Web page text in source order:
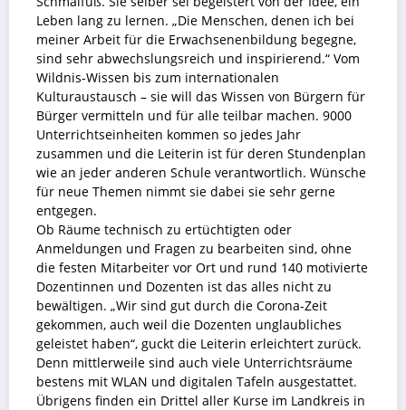
Leben lang zu lernen. „Die Menschen, denen ich bei
meiner Arbeit für die Erwachsenenbildung begegne,
sind sehr abwechslungsreich und inspirierend.“ Vom
Wildnis-Wissen bis zum internationalen
Kulturaustausch – sie will das Wissen von Bürgern für
Bürger vermitteln und für alle teilbar machen. 9000
Unterrichtseinheiten kommen so jedes Jahr
zusammen und die Leiterin ist für deren Stundenplan
wie an jeder anderen Schule verantwortlich. Wünsche
für neue Themen nimmt sie dabei sie sehr gerne
entgegen.
Ob Räume technisch zu ertüchtigten oder
Anmeldungen und Fragen zu bearbeiten sind, ohne
die festen Mitarbeiter vor Ort und rund 140 motivierte
Dozentinnen und Dozenten ist das alles nicht zu
bewältigen. „Wir sind gut durch die Corona-Zeit
gekommen, auch weil die Dozenten unglaubliches
geleistet haben“, guckt die Leiterin erleichtert zurück.
Denn mittlerweile sind auch viele Unterrichtsräume
bestens mit WLAN und digitalen Tafeln ausgestattet.
Übrigens finden ein Drittel aller Kurse im Landkreis in